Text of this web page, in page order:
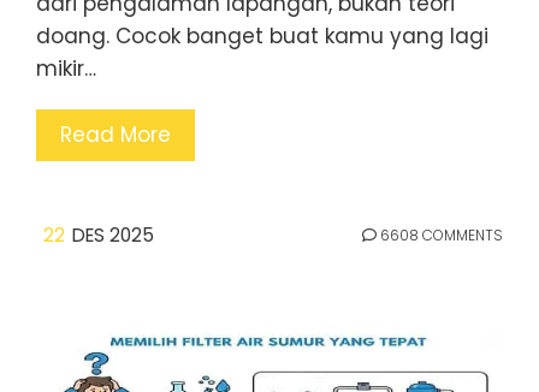
doang. Cocok banget buat kamu yang lagi
mikir…
Read More
22 DES 2025 6608 COMMENTS